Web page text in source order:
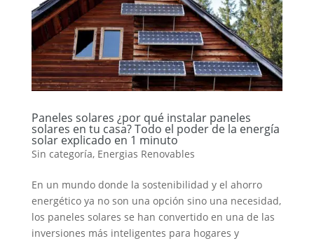
Paneles solares ¿por qué instalar paneles
solares en tu casa? Todo el poder de la energía
solar explicado en 1 minuto
Sin categoría, Energias Renovables
En un mundo donde la sostenibilidad y el ahorro
energético ya no son una opción sino una necesidad,
los paneles solares se han convertido en una de las
inversiones más inteligentes para hogares y